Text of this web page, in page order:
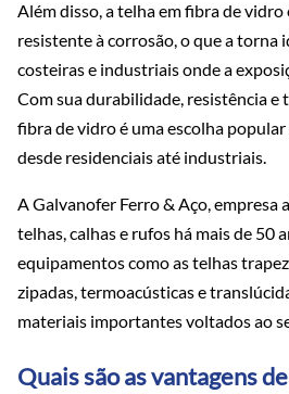
Além disso, a telha em fibra de
resistente à corrosão, o que a torna
costeiras e industriais onde a
Com sua durabilidade, resistência e
fibra de vidro é uma escolha
desde residenciais até industriais.
A Galvanofer Ferro & Aço, empresa
telhas, calhas e rufos há mais de 50
equipamentos como as telhas
zipadas, termoacústicas e
materiais importantes voltados ao
Quais são as vantagens